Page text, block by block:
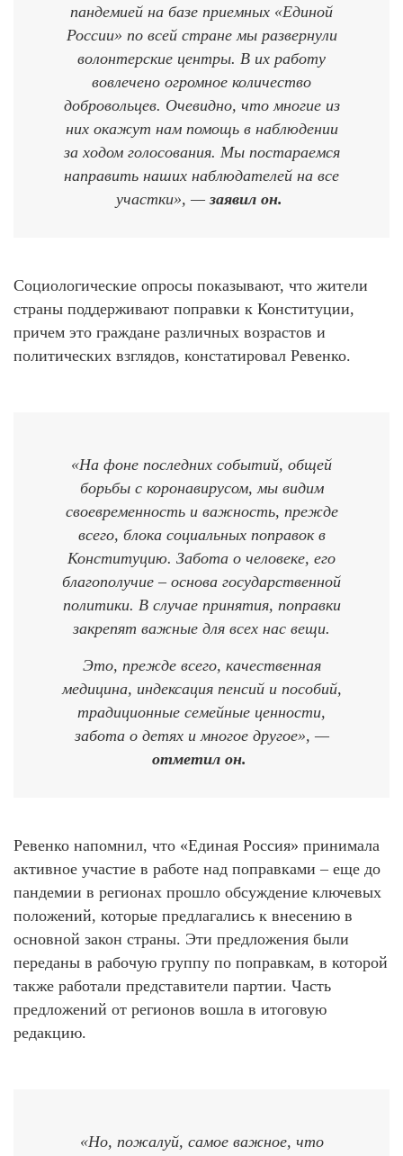
пандемией на базе приемных «Единой
России» по всей стране мы развернули
волонтерские центры. В их работу
вовлечено огромное количество
добровольцев. Очевидно, что многие из
них окажут нам помощь в наблюдении
за ходом голосования. Мы постараемся
направить наших наблюдателей на все
участки», —заявил он.
Социологические опросы показывают, что жители
страны поддерживают поправки к Конституции,
причем это граждане различных возрастов и
политических взглядов, констатировал Ревенко.
«На фоне последних событий, общей
борьбы с коронавирусом, мы видим
своевременность и важность, прежде
всего, блока социальных поправок в
Конституцию. Забота о человеке, его
благополучие – основа государственной
политики. В случае принятия, поправки
закрепят важные для всех нас вещи.
Это, прежде всего, качественная
медицина, индексация пенсий и пособий,
традиционные семейные ценности,
забота о детях и многое другое», —
отметил он.
Ревенко напомнил, что «Единая Россия» принимала
активное участие в работе над поправками – еще до
пандемии в регионах прошло обсуждение ключевых
положений, которые предлагались к внесению в
основной закон страны. Эти предложения были
переданы в рабочую группу по поправкам, в которой
также работали представители партии. Часть
предложений от регионов вошла в итоговую
редакцию.
«Но, пожалуй, самое важное, что